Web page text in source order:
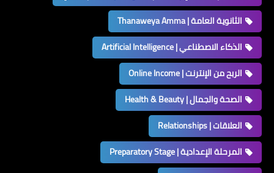
الثانوية العامة | Thanaweya Amma
الذكاء الاصطناعي | Artificial Intelligence
الربح من الإنترنت | Online Income
الصحة والجمال | Health & Beauty
العلاقات | Relationships
المرحلة الإعدادية | Preparatory Stage